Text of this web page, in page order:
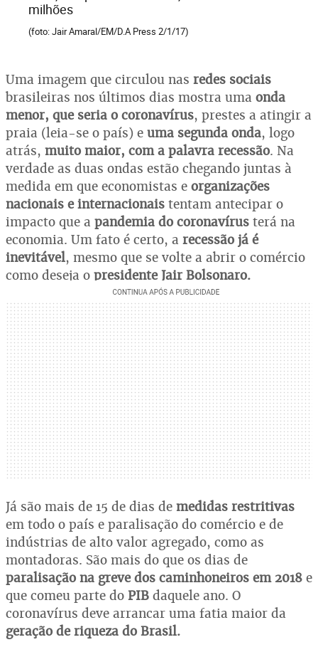
milhões
(foto: Jair Amaral/EM/D.A Press 2/1/17)
Uma imagem que circulou nas redes sociais
brasileiras nos últimos dias mostra uma onda
menor, que seria o coronavírus, prestes a atingir a
praia (leia-se o país) e uma segunda onda, logo
atrás, muito maior, com a palavra recessão. Na
verdade as duas ondas estão chegando juntas à
medida em que economistas e organizações
nacionais e internacionais tentam antecipar o
impacto que a pandemia do coronavírus terá na
economia. Um fato é certo, a recessão já é
inevitável, mesmo que se volte a abrir o comércio
como deseja o presidente Jair Bolsonaro.
Já são mais de 15 de dias de medidas restritivas
em todo o país e paralisação do comércio e de
indústrias de alto valor agregado, como as
montadoras. São mais do que os dias de
paralisação na greve dos caminhoneiros em 2018 e
que comeu parte do PIB daquele ano. O
coronavírus deve arrancar uma fatia maior da
geração de riqueza do Brasil.